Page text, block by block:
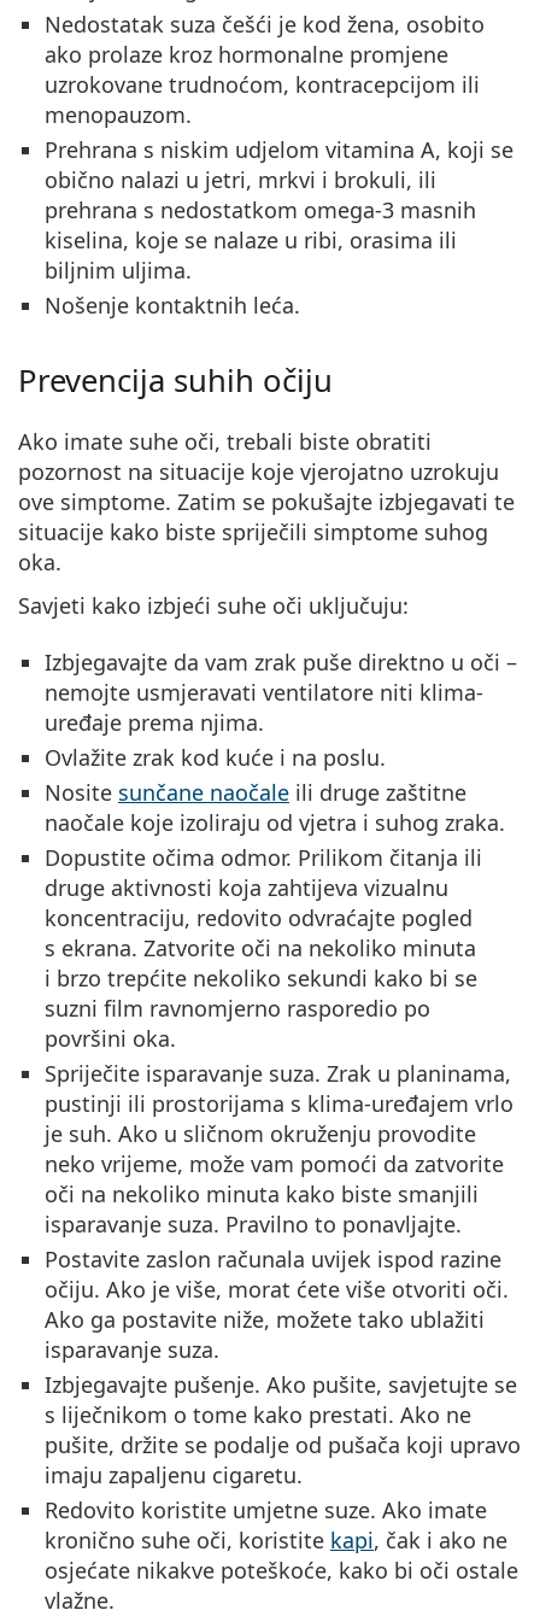
Nedostatak suza češći je kod žena, osobito
ako prolaze kroz hormonalne promjene
uzrokovane trudnoćom, kontracepcijom ili
menopauzom.
Prehrana s niskim udjelom vitamina A, koji se
obično nalazi u jetri, mrkvi i brokuli, ili
prehrana s nedostatkom omega-3 masnih
kiselina, koje se nalaze u ribi, orasima ili
biljnim uljima.
Nošenje kontaktnih leća.
Prevencija suhih očiju
Ako imate suhe oči, trebali biste obratiti
pozornost na situacije koje vjerojatno uzrokuju
ove simptome. Zatim se pokušajte izbjegavati te
situacije kako biste spriječili simptome suhog
oka.
Savjeti kako izbjeći suhe oči uključuju:
Izbjegavajte da vam zrak puše direktno u oči –
nemojte usmjeravati ventilatore niti klima-
uređaje prema njima.
Ovlažite zrak kod kuće i na poslu.
Nosite sunčane naočale ili druge zaštitne
naočale koje izoliraju od vjetra i suhog zraka.
Dopustite očima odmor. Prilikom čitanja ili
druge aktivnosti koja zahtijeva vizualnu
koncentraciju, redovito odvraćajte pogled
s ekrana. Zatvorite oči na nekoliko minuta
i brzo trepćite nekoliko sekundi kako bi se
suzni film ravnomjerno rasporedio po
površini oka.
Spriječite isparavanje suza. Zrak u planinama,
pustinji ili prostorijama s klima-uređajem vrlo
je suh. Ako u sličnom okruženju provodite
neko vrijeme, može vam pomoći da zatvorite
oči na nekoliko minuta kako biste smanjili
isparavanje suza. Pravilno to ponavljajte.
Postavite zaslon računala uvijek ispod razine
očiju. Ako je više, morat ćete više otvoriti oči.
Ako ga postavite niže, možete tako ublažiti
isparavanje suza.
Izbjegavajte pušenje. Ako pušite, savjetujte se
s liječnikom o tome kako prestati. Ako ne
pušite, držite se podalje od pušača koji upravo
imaju zapaljenu cigaretu.
Redovito koristite umjetne suze. Ako imate
kronično suhe oči, koristite kapi, čak i ako ne
osjećate nikakve poteškoće, kako bi oči ostale
vlažne.